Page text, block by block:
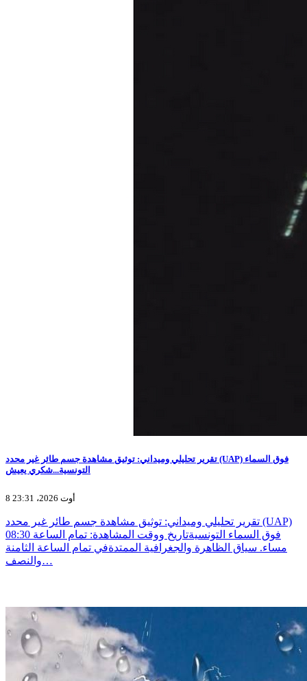
تقرير تحليلي وميداني: توثيق مشاهدة جسم طائر غير محدد (UAP) فوق السماء
التونسية...شكري يعيش
8 أوت 2026، 23:31
تقرير تحليلي وميداني: توثيق مشاهدة جسم طائر غير محدد (UAP)
فوق السماء التونسيةتاريخ ووقت المشاهدة: تمام الساعة 08:30
مساء. سياق الظاهرة والجغرافية الممتدةفي تمام الساعة الثامنة
والنصف…